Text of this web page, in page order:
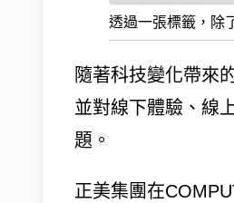
透過一張標籤，除
隨著科技變化帶來
並對線下體驗、線
題。
正美集團在